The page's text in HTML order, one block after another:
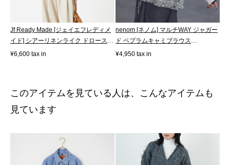
Jf Ready Made [ジェイエフレディメ
イド] シアーリネンライク ドロースト
リ...
¥6,600 tax in
nenom [ネノム] マルチWAY ジャガー
ド ペプラムキャミブラウス
[NE26312007...
¥4,950 tax in
このアイテムを見ている人は、こんなアイテムも
見ています